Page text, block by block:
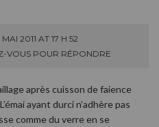
MAI 2011 AT 17 H 52
VOUS POUR RÉPONDRE
après cuisson de faience
ayant durci n’adhère pas
comme du verre en se